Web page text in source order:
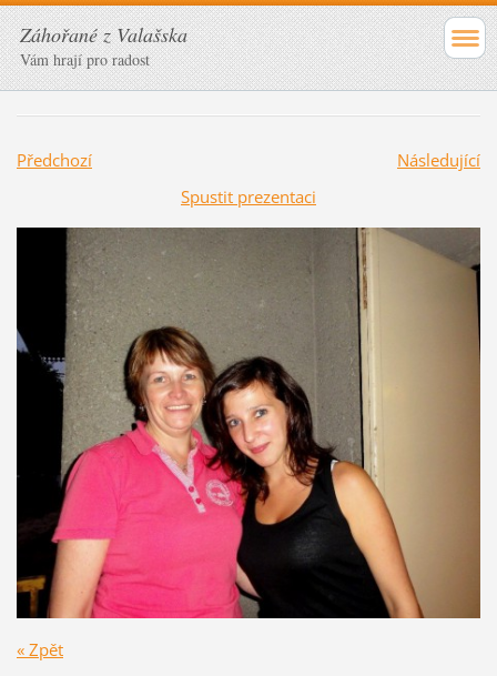
Záhořané z Valašska
Vám hrají pro radost
Předchozí
Následující
Spustit prezentaci
« Zpět